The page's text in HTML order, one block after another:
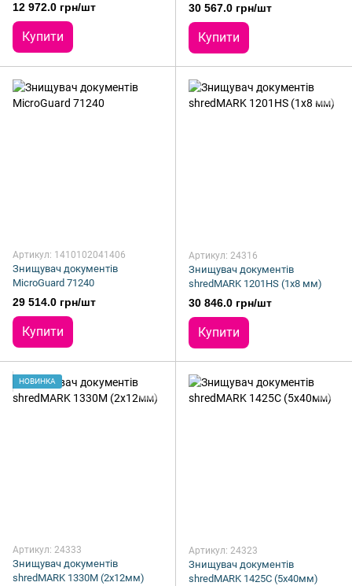
12 972.0 грн/шт
Купити
30 567.0 грн/шт
Купити
Артикул: 1410102041406
Знищувач документів
MicroGuard 71240
29 514.0 грн/шт
Купити
Артикул: 24316
Знищувач документів
shredMARK 1201HS (1x8 мм)
30 846.0 грн/шт
Купити
НОВИНКА
Артикул: 24333
Знищувач документів
shredMARK 1330M (2x12мм)
Артикул: 24323
Знищувач документів
shredMARK 1425C (5x40мм)